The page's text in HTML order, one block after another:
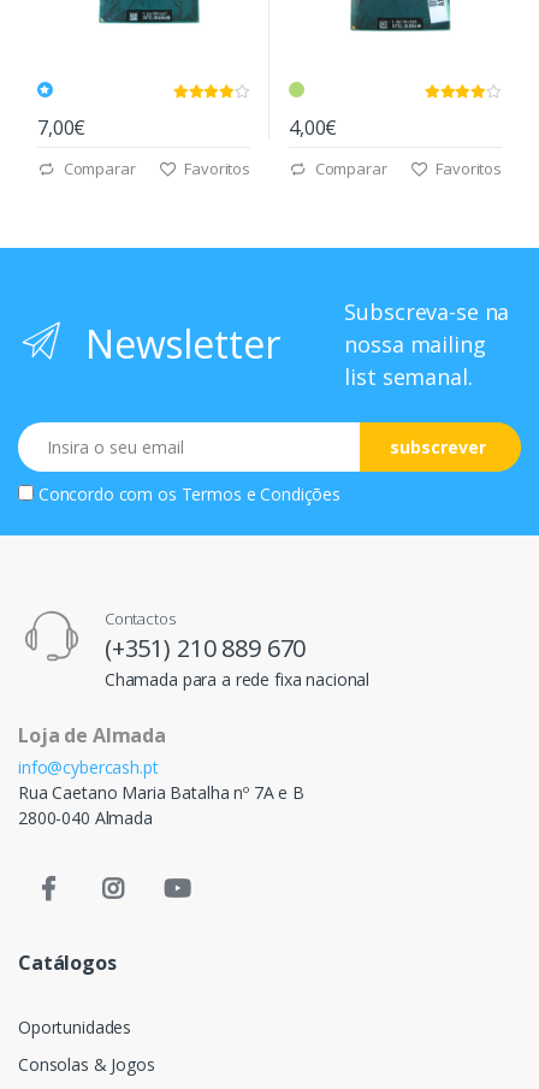
7,00€
Comparar Favoritos
4,00€
Comparar Favoritos
Newsletter
Subscreva-se na
nossa mailing
list semanal.
Email
subscrever
Concordo com os Termos e Condições
Contactos
(+351) 210 889 670
Chamada para a rede fixa nacional
Loja de Almada
info@cybercash.pt
Rua Caetano Maria Batalha nº 7A e B
2800-040 Almada
Catálogos
Oportunidades
Consolas & Jogos